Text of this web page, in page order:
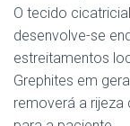
O tecido
desenvolve-se
estreitamentos
Grephites em
removerá a